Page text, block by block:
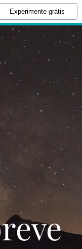
Experimente grátis